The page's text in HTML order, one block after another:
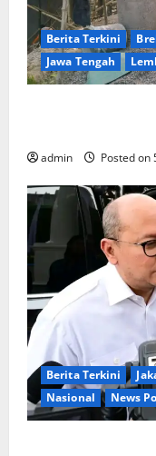
Berita Terkini
Jawa Tengah
admin Posted on
Berita Terkini
Nasional
News